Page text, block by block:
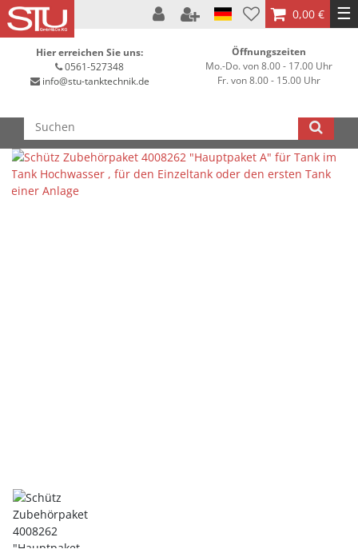
0,00 € ☰
Hier erreichen Sie uns:
0561-527348
info@stu-tanktechnik.de
Öffnungszeiten
Mo.-Do. von 8.00 - 17.00 Uhr
Fr. von 8.00 - 15.00 Uhr